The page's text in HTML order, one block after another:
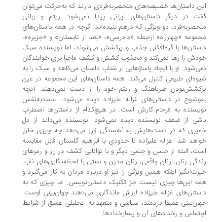
داستان‌ها خصیصه‌های منحصربه‌فردی دارند که به‌جرئت می‌توان
در دیگر داستان‌های ایرانی پیدا نمی‌شود. ریتم و زبانی
دو ویژگی که درهم تنیده‌اند. گرچه در همه داستان‌های
«چهارراه» ازجمله «دادرسی»، «بعد از تابستان» و «جزیره»،
با گره‌افکنی جذاب و پرکشش می‌شوند، اما نویسنده سبک
را رها نمی‌کند و مجذوبِ کشش و کشف ماجرا برای خوانندگان
او با ایجاد پاساژهایی از شتابِ داستان می‌کاهد و سبک را به
طبیعی کنترل می‌کند. همه داستان‌های این مجموعه در عین
ضرباهنگ و ریتم خود را از دست نمی‌دهند. آنچه
در داستان‌های غزاله علیزاده دیده می‌شود، اعتمادبه‌نفس
به فرجام کارش است. در هیچ‌کدام از داستان‌ها اضطرابِ
از ضعف نویسنده دیده نمی‌شود. نویسنده می‌داند از دل
که در دست‌هایش به آهستگی وَرز می‌دهد چه چیزی خلق
شد. غزاله علیزاده تا حدودی با ابراهیم گلستان قابل مقایسه
البته از جنس و جنمی دیگر و با توانایی کشف در راز و رمزهای
زنان. زنان واقعی، زنان مدرن و سنتی با لحظه‌نگاری‌های ناب.
اینکه همین ویژگی را نیز او درباره مردان به کار می‌گیرد و
این‌ها چیزی نیست جز تکنیک داستان‌نویسی. اما چیزی که به
غزاله علیزاده ارزش ماندگاری می‌دهند جهان‌بینیِ اوست.
عمیقا دردمند، سیاسی و متعهدانه. تحلیلی عمیق از شرایط
و رخدادهای آن و پسارخدادها.